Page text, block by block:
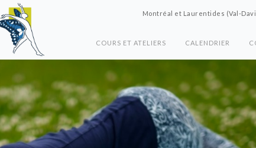
Montréal et Laurentides (Val-
COURS ET ATELIERS CALENDRIER